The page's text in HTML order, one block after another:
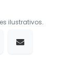
ilustrativos.